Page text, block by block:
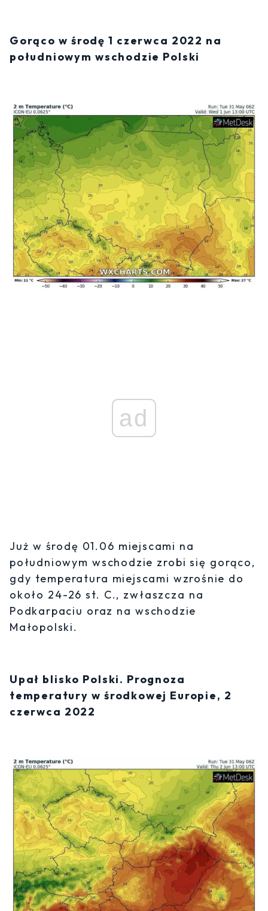
Gorąco w środę 1 czerwca 2022 na
południowym wschodzie Polski
ad
Już w środę 01.06 miejscami na
południowym wschodzie zrobi się gorąco,
gdy temperatura miejscami wzrośnie do
około 24-26 st. C., zwłaszcza na
Podkarpaciu oraz na wschodzie
Małopolski.
Upał blisko Polski. Prognoza
temperatury w środkowej Europie, 2
czerwca 2022